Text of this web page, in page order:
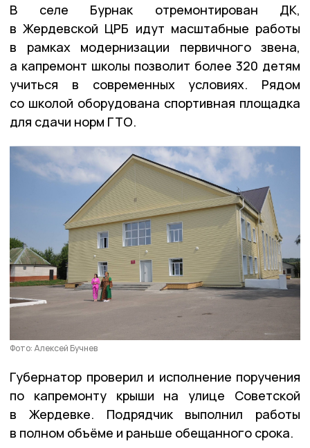
В селе Бурнак отремонтирован ДК,
в Жердевской ЦРБ идут масштабные работы
в рамках модернизации первичного звена,
а капремонт школы позволит более 320 детям
учиться в современных условиях. Рядом
со школой оборудована спортивная площадка
для сдачи норм ГТО.
Фото: Алексей Бучнев
Губернатор проверил и исполнение поручения
по капремонту крыши на улице Советской
в Жердевке. Подрядчик выполнил работы
в полном объёме и раньше обещанного срока.